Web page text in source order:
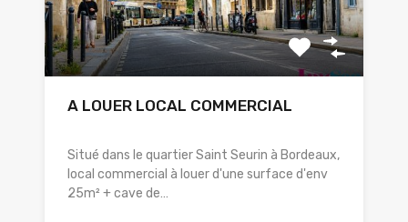
A LOUER LOCAL COMMERCIAL
Situé dans le quartier Saint Seurin à Bordeaux,
local commercial à louer d'une surface d'env
25m² + cave de…